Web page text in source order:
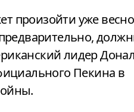
произойти уже
лидер
Пекина в